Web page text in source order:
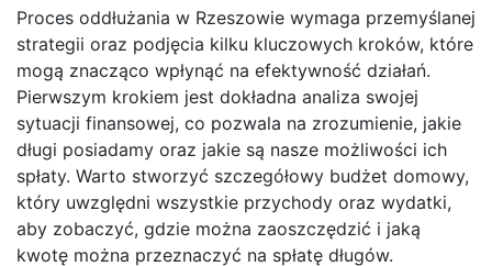
Proces oddłużania w Rzeszowie wymaga przemyślanej
strategii oraz podjęcia kilku kluczowych kroków, które
mogą znacząco wpłynąć na efektywność działań.
Pierwszym krokiem jest dokładna analiza swojej
sytuacji finansowej, co pozwala na zrozumienie, jakie
długi posiadamy oraz jakie są nasze możliwości ich
spłaty. Warto stworzyć szczegółowy budżet domowy,
który uwzględni wszystkie przychody oraz wydatki,
aby zobaczyć, gdzie można zaoszczędzić i jaką
kwotę można przeznaczyć na spłatę długów.